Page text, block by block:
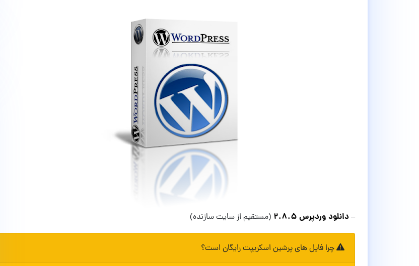
– دانلود وردپرس ۲.۸.۵ (مستقیم از سایت سازنده)
چرا فایل های پرشین اسکریپت رایگان است؟